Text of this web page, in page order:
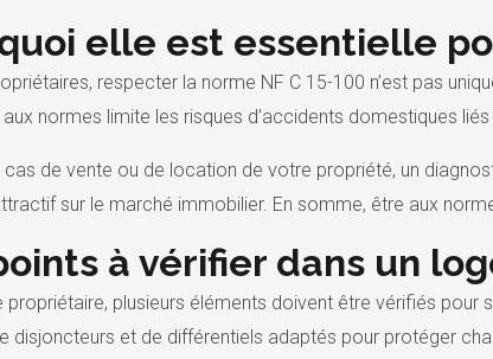
elle est essentielle
respecter la norme NF C 15-100 n’est pas
normes limite les risques d’accidents domestiques
cas de vente ou de location de votre propriété, un
sur le marché immobilier. En somme, être aux
à vérifier dans un
propriétaire, plusieurs éléments doivent être vérifiés
disjoncteurs et de différentiels adaptés pour protéger